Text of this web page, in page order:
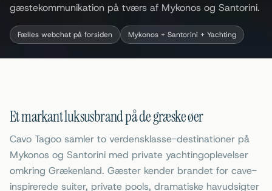
gæstekommunikation på tværs af Mykonos og Santorini.
Fælles webchat på forsiden Mykonos + Santorini + Yachting
Et markant luksusbrand på de græske øer
Cavo Tagoo samler to verdensklasse-destinationer på
Mykonos og Santorini med private yachtingoplevelser
omkring Grækenland. Gæster kender brandet for cave-
inspirerede suiter, private pools, dramatiske havudsigter